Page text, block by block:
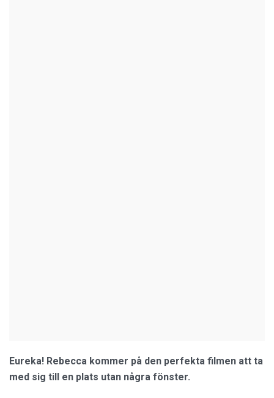
Eureka! Rebecca kommer på den perfekta filmen att ta
med sig till en plats utan några fönster.